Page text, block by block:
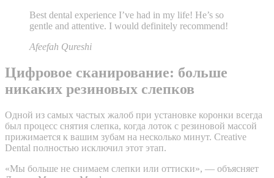
Best dental experience I’ve had in my life! He’s so
gentle and attentive. I would definitely recommend!
Afeefah Qureshi
Цифровое сканирование: больше
никаких резиновых слепков
Одной из самых частых жалоб при установке коронки всегда
был процесс снятия слепка, когда лоток с резиновой массой
прижимается к вашим зубам на несколько минут. Creative
Dental полностью исключил этот этап.
«Мы больше не снимаем слепки или оттиски», — объясняет